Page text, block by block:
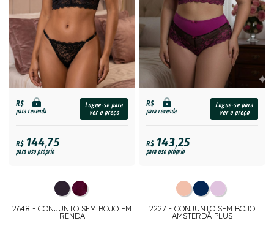
R$
para revenda
Logue-se para
ver o preço
R$144,75
para uso próprio
2648 - CONJUNTO SEM BOJO EM
RENDA
R$
para revenda
Logue-se para
ver o preço
R$143,25
para uso próprio
2227 - CONJUNTO SEM BOJO
AMSTERDÃ PLUS